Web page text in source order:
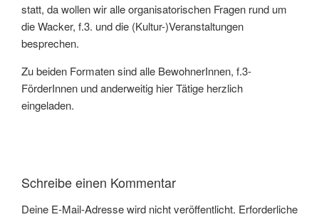
statt, da wollen wir alle organisatorischen Fragen rund um
die Wacker, f.3. und die (Kultur-)Veranstaltungen
besprechen.
Zu beiden Formaten sind alle BewohnerInnen, f.3-
FörderInnen und anderweitig hier Tätige herzlich
eingeladen.
Schreibe einen Kommentar
Deine E-Mail-Adresse wird nicht veröffentlicht. Erforderliche